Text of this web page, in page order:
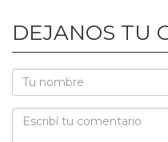
DEJANOS TU